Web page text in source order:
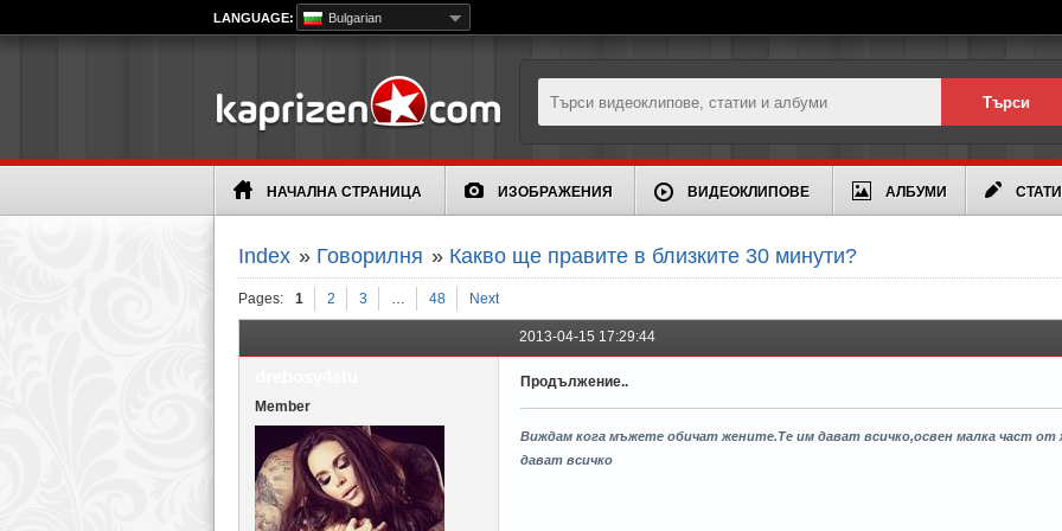
LANGUAGE: Bulgarian
НАЧАЛНА СТРАНИЦА ИЗОБРАЖЕНИЯ ВИДЕОКЛИПОВЕ АЛБУМИ
Index » Говорилня » Какво ще правите в близките 30 минути?
Pages: 1 2 3 … 48 Next
2013-04-15 17:29:44
Member
Продължение..
Виждам кога мъжете обичат жените.Те им дават всичко,освен малка чaст
дават всичко